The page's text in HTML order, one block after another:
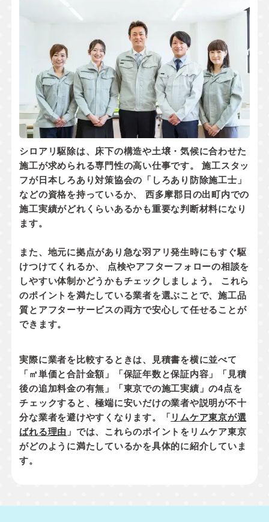
シロアリ駆除は、床下の構造や土壌・気候に合わせた
施工が求められる専門性の高い仕事です。 施工スタッ
フが日本しろあり対策協会の「しろあり防除施工士」
などの資格を持っているか、 西多摩郡日の出町内での
施工実績がどれくらいあるかも重要な判断材料になり
ます。
また、地元に拠点があり 急な羽アリ発生時にもすぐ駆
けつけてくれるか、 点検やアフターフォローの相談を
しやすい体制かどうかもチェックしましょう。 これら
のポイントを満たしている業者を選ぶことで、施工品
質とアフターサービスの両方で安心して任せることが
できます。
実際に業者を比較するときは、見積書を横に並べて
「㎡単価と合計金額」「保証年数と保証内容」「見積
後の追加料金の有無」「東京での施工実績」の4点を
チェックすると、極端に安いだけの業者や説明が不十
分な業者を避けやすくなります。「 リムケア東京が選
ばれる理由 」では、これらのポイントをリムケア東京
がどのように満たしているかを具体的に紹介していま
す。